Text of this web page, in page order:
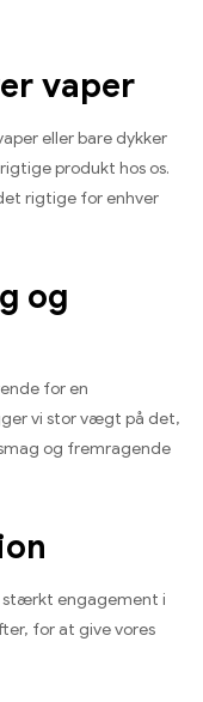
vaper
eller bare dykker
produkt hos os.
rigtige for enhver
og
for en
vi stor vægt på det,
og fremragende
stærkt engagement i
for at give vores